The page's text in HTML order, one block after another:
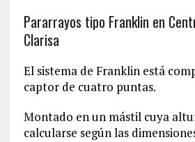
Pararrayos tipo Franklin en
Clarisa
El sistema de Franklin está
captor de cuatro puntas.
Montado en un mástil cuya
calcularse según las